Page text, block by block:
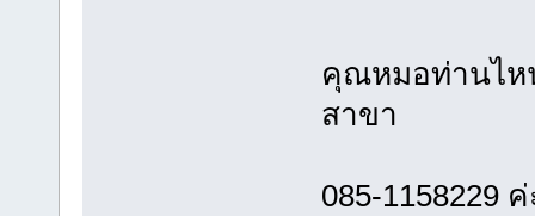
คุณหมอท่านไห
สาขา
085-1158229 ค่